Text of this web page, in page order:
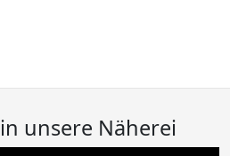
unsere Näherei